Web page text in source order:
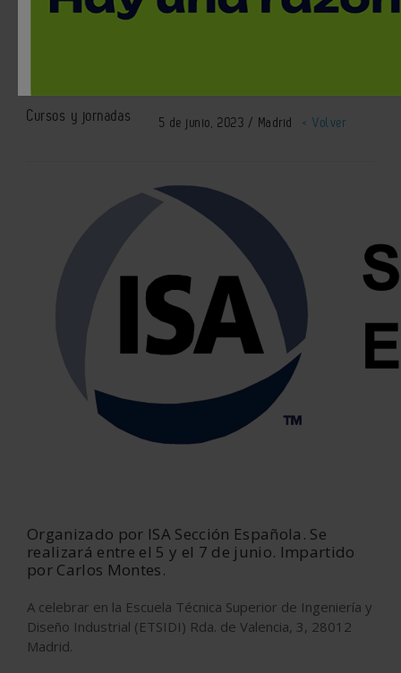
Cybersecurity Design
Cursos y jornadas 5 de junio, 2023 / Madrid < Volver
Organizado por ISA Sección Española. Se
realizará entre el 5 y el 7 de junio. Impartido
por Carlos Montes.
A celebrar en la Escuela Técnica Superior de Ingeniería y
Diseño Industrial (ETSIDI) Rda. de Valencia, 3, 28012
Madrid.